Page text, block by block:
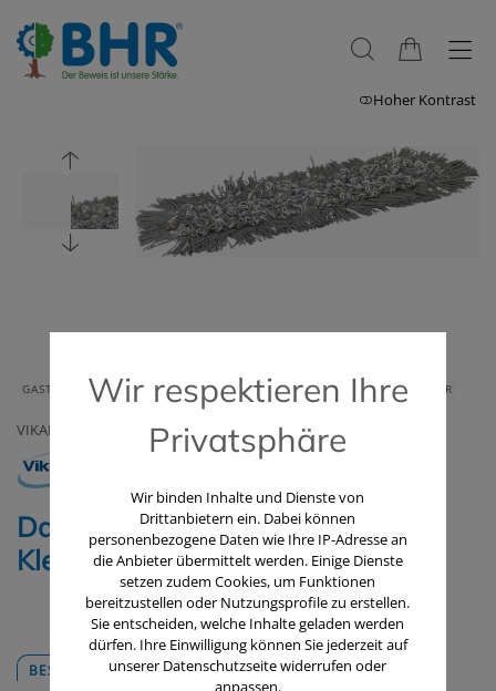
Hoher Kontrast
GASTRONOMIE & HOTELLERIE HAUS & HEIM GERÄTE & ZUBEHÖR
VIKAN
Damp 43, Mikrofaser-Mopp,
Klettbezug, 40 cm / 5 Stk
BESCHREIBUNG DOWNLOADS
Wir respektieren Ihre
Privatsphäre
Wir binden Inhalte und Dienste von
Drittanbietern ein. Dabei können
personenbezogene Daten wie Ihre IP-Adresse an
die Anbieter übermittelt werden. Einige Dienste
setzen zudem Cookies, um Funktionen
bereitzustellen oder Nutzungsprofile zu erstellen.
Sie entscheiden, welche Inhalte geladen werden
dürfen. Ihre Einwilligung können Sie jederzeit auf
unserer Datenschutzseite widerrufen oder
anpassen.